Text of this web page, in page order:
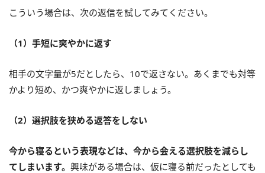
こういう場合は、次の返信を試してみてください。
（1）手短に爽やかに返す
相手の文字量が5だとしたら、10で返さない。あくまでも対等
かより短め、かつ爽やかに返しましょう。
（2）選択肢を狭める返答をしない
今から寝るという表現などは、今から会える選択肢を減らし
てしまいます。 興味がある場合は、仮に寝る前だったとしても